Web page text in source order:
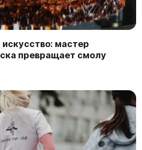
мастер
превращает смолу